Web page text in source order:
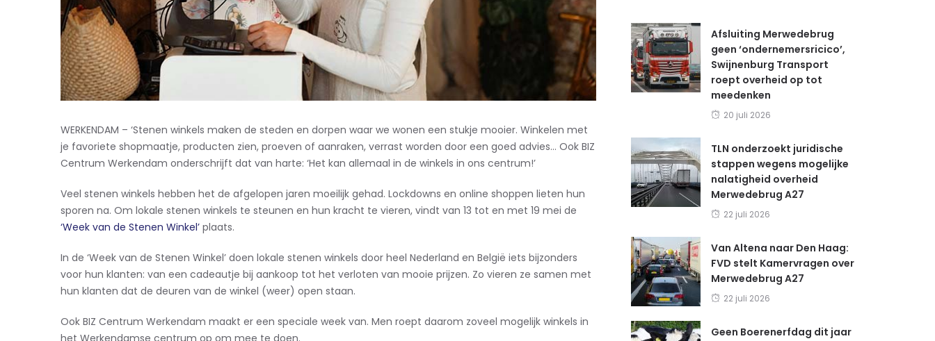
WERKENDAM – ‘Stenen winkels maken de steden en dorpen waar we wonen een stukje mooier. Winkelen met
je favoriete shopmaatje, producten zien, proeven of aanraken, verrast worden door een goed advies… Ook BIZ
Centrum Werkendam onderschrijft dat van harte: ‘Het kan allemaal in de winkels in ons centrum!’
Veel stenen winkels hebben het de afgelopen jaren moeilijk gehad. Lockdowns en online shoppen lieten hun
sporen na. Om lokale stenen winkels te steunen en hun kracht te vieren, vindt van 13 tot en met 19 mei de
‘Week van de Stenen Winkel’ plaats.
In de ‘Week van de Stenen Winkel’ doen lokale stenen winkels door heel Nederland en België iets bijzonders
voor hun klanten: van een cadeautje bij aankoop tot het verloten van mooie prijzen. Zo vieren ze samen met
hun klanten dat de deuren van de winkel (weer) open staan.
Ook BIZ Centrum Werkendam maakt er een speciale week van. Men roept daarom zoveel mogelijk winkels in
Afsluiting Merwedebrug
geen ‘ondernemersricico’,
Swijnenburg Transport
roept overheid op tot
meedenken
20 juli 2026
TLN onderzoekt juridische
stappen wegens mogelijke
nalatigheid overheid
Merwedebrug A27
22 juli 2026
Van Altena naar Den Haag:
FVD stelt Kamervragen over
Merwedebrug A27
22 juli 2026
Geen Boerenerfdag dit jaar